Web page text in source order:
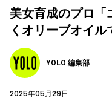
美女育成のプロ「
くオリーブオイ
YOLO 編集部
2025年05月29日